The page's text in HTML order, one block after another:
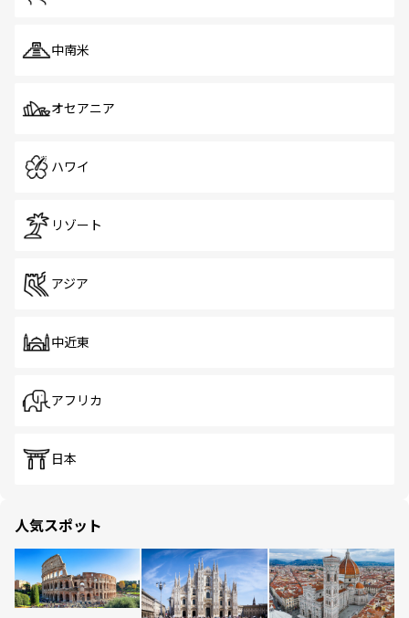
中南米
オセアニア
ハワイ
リゾート
アジア
中近東
アフリカ
日本
人気スポット